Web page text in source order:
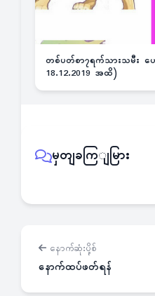
တစ်ပတ်စာ၇ရက်သားသမီး ဟေ
18.12.2019 အထိ)
မှတျခကြျမြား
နောက်ဆုံးပို့စ်
နောက်ထပ်ဖတ်ရန်